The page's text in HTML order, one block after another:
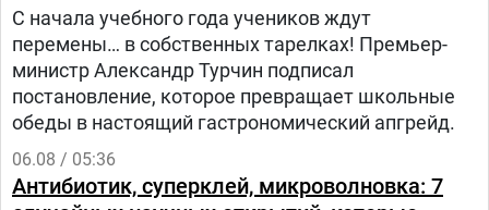
С начала учебного года учеников ждут
перемены… в собственных тарелках! Премьер-
министр Александр Турчин подписал
постановление, которое превращает школьные
обеды в настоящий гастрономический апгрейд.
06.08 / 05:36
Антибиотик, суперклей, микроволновка: 7